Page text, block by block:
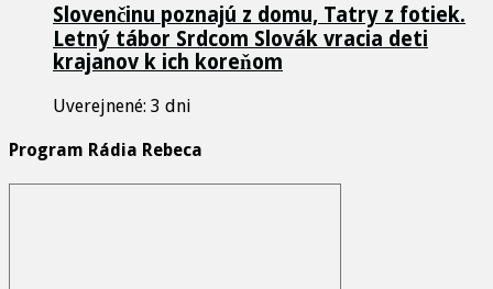
Slovenčinu poznajú z domu, Tatry z fotiek.
Letný tábor Srdcom Slovák vracia deti
krajanov k ich koreňom
Uverejnené: 3 dni
Program Rádia Rebeca